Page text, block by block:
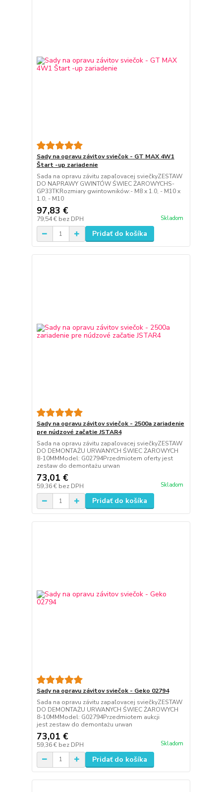
Sady na opravu závitov sviečok - GT MAX 4W1
Štart -up zariadenie
Sada na opravu závitu zapaľovacej sviečkyZESTAW
DO NAPRAWY GWINTÓW ŚWIEC ŻAROWYCHS-
GP33TKRozmiary gwintowników:- M8 x 1.0, - M10 x
1.0, - M10
97,83 €
79,54 € bez DPH Skladom
Pridať do košíka
Sady na opravu závitov sviečok - 2500a zariadenie
pre núdzové začatie JSTAR4
Sada na opravu závitu zapaľovacej sviečkyZESTAW
DO DEMONTAŻU URWANYCH ŚWIEC ŻAROWYCH
8-10MMModel: G02794Przedmiotem oferty jest
zestaw do demontażu urwan
73,01 €
59,36 € bez DPH Skladom
Pridať do košíka
Sady na opravu závitov sviečok - Geko 02794
Sada na opravu závitu zapaľovacej sviečkyZESTAW
DO DEMONTAŻU URWANYCH ŚWIEC ŻAROWYCH
8-10MMModel: G02794Przedmiotem aukcji
jest zestaw do demontażu urwan
73,01 €
59,36 € bez DPH Skladom
Pridať do košíka